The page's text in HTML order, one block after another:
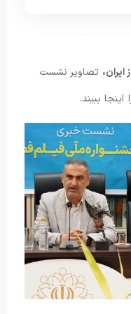
تصاویر نشست
ببیند.